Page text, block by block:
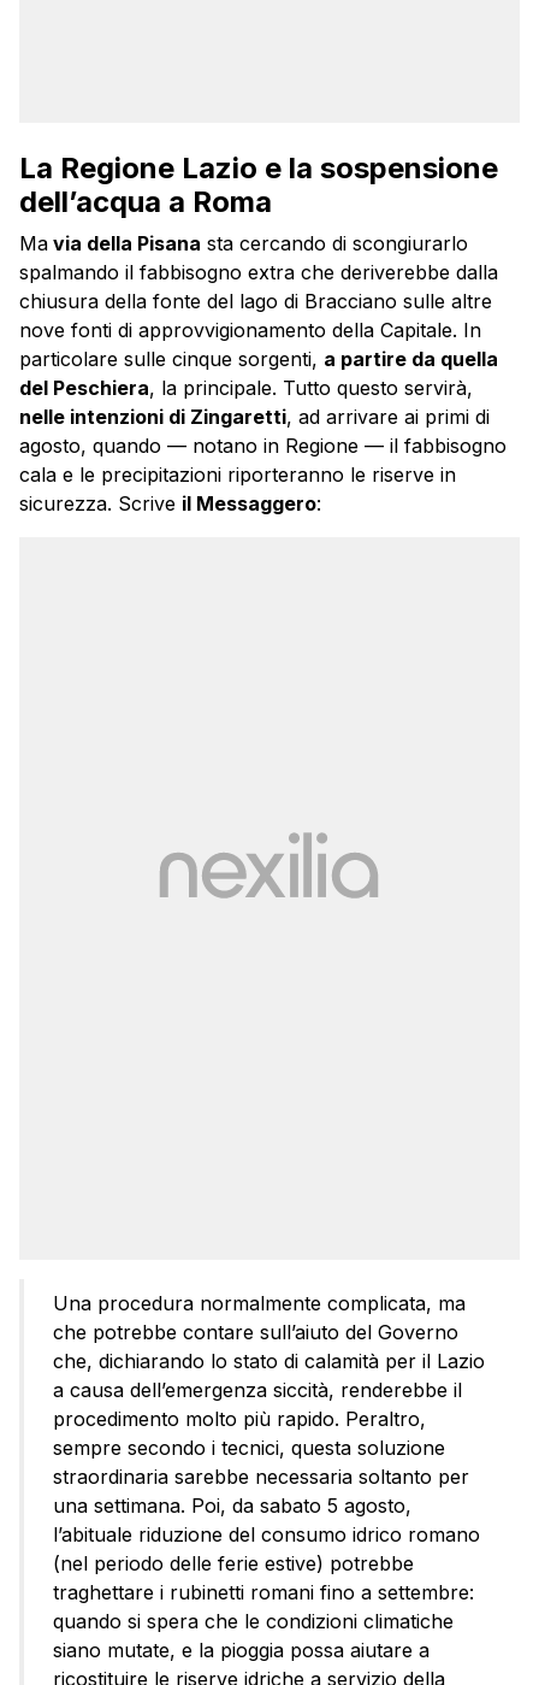
La Regione Lazio e la sospensione
dell’acqua a Roma
Ma via della Pisana sta cercando di scongiurarlo
spalmando il fabbisogno extra che deriverebbe dalla
chiusura della fonte del lago di Bracciano sulle altre
nove fonti di approvvigionamento della Capitale. In
particolare sulle cinque sorgenti, a partire da quella
del Peschiera, la principale. Tutto questo servirà,
nelle intenzioni di Zingaretti, ad arrivare ai primi di
agosto, quando — notano in Regione — il fabbisogno
cala e le precipitazioni riporteranno le riserve in
sicurezza. Scrive il Messaggero:
Una procedura normalmente complicata, ma
che potrebbe contare sull’aiuto del Governo
che, dichiarando lo stato di calamità per il Lazio
a causa dell’emergenza siccità, renderebbe il
procedimento molto più rapido. Peraltro,
sempre secondo i tecnici, questa soluzione
straordinaria sarebbe necessaria soltanto per
una settimana. Poi, da sabato 5 agosto,
l’abituale riduzione del consumo idrico romano
(nel periodo delle ferie estive) potrebbe
traghettare i rubinetti romani fino a settembre:
quando si spera che le condizioni climatiche
siano mutate, e la pioggia possa aiutare a
ricostituire le riserve idriche a servizio della